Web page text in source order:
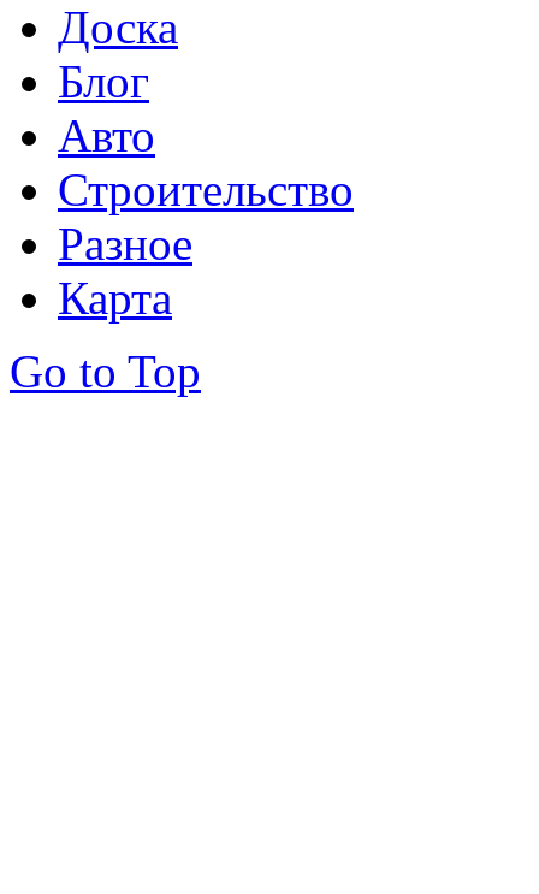
Доска
Блог
Авто
Строительство
Разное
Карта
Go to Top